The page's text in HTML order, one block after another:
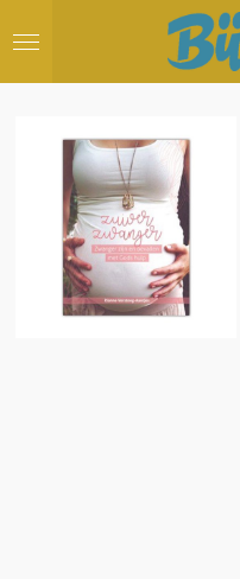
direct